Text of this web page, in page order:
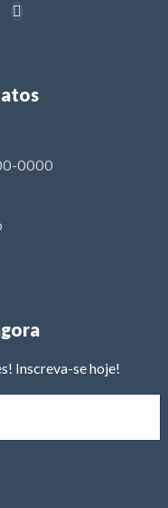
0000
Inscreva-se hoje!